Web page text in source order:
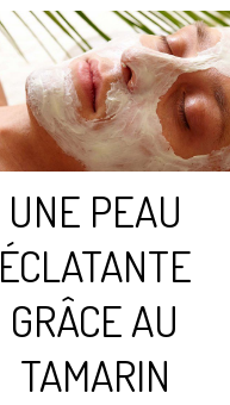
UNE PEAU
ÉCLATANTE
GRÂCE AU
TAMARIN